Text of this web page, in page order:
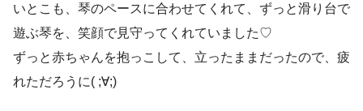
いとこも、琴のペースに合わせてくれて、ずっと滑り台で
遊ぶ琴を、笑顔で見守ってくれていました♡
ずっと赤ちゃんを抱っこして、立ったままだったので、疲
れただろうに( ;∀;)